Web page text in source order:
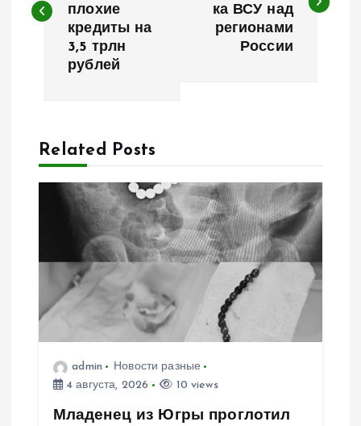
в
а
ц
я
о
плохие
кредиты на
3,5 трлн
рублей
ка ВСУ над
регионами
России
Related Posts
admin
Новости разные
4 августа, 2026
10 views
Младенец из Югры проглотил